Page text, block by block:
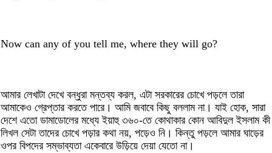
Now can any of you tell me, where they will go?
আমার লেখাটা দেখে বন্ধুরা মন্তব্য করল, এটা সরকারের চোখে পড়লে তারা
আমাকেও গ্রেপ্তার করতে পারে। আমি জবাবে কিছু বললাম না। যাই হোক, সারা
দেশে এতো ডামাডোলের মধ্যে ইয়াহু ৩৬০-তে কোথাকার কোন আবিদুল ইসলাম কী
লিখল সেটা তাদের চোখে পড়ার কথা নয়, পড়েও নি। কিন্তু পড়লে আমার ঘাড়ের
ওপর বিপদের সম্ভাব্যতা একেবারে উড়িয়ে দেয়া যেতো না।